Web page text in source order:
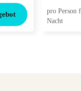
pro Person
Nacht